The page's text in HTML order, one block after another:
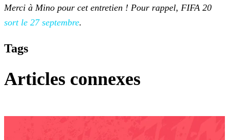
Merci à Mino pour cet entretien ! Pour rappel, FIFA 20
sort le 27septembre.
Tags
Articles connexes